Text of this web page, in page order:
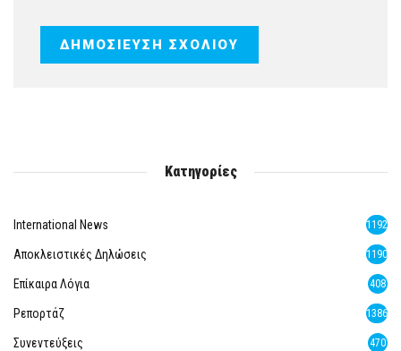
Κατηγορίες
International News 1192
Αποκλειστικές Δηλώσεις 1190
Επίκαιρα Λόγια 408
Ρεπορτάζ 1386
Συνεντεύξεις 470